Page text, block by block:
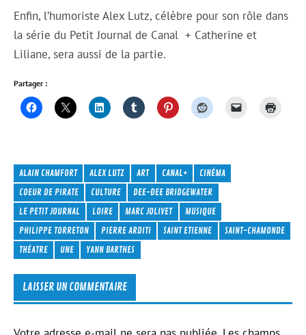
Enfin, l’humoriste Alex Lutz, célèbre pour son rôle dans
la série du Petit Journal de Canal + Catherine et
Liliane, sera aussi de la partie.
Partager :
ALAIN CHAMFORT ALEX LUTZ ART CANAL+
CINÉMA
COEUR DE PIRATE
CULTURE
DEE-DEE BRIDGEWATER
LE PETIT JOURNAL
LOIRE MARC JOLIVET
MUSIQUE
PHILIPPE TORRETON
PIERRE ARDITI SAINT ETIENNE
SAINT-CHAMONDE
THÉATRE
UNE YANN BARTHES
LAISSER UN COMMENTAIRE